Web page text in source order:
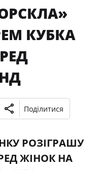
КУБКА
Поділитися
РОЗІГРАШУ
ЖІНОК НА